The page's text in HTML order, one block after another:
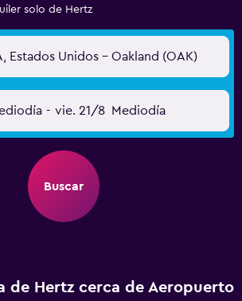
solo de Hertz
Estados Unidos - Oakland (OAK)
- vie. 21/8 Mediodía
Buscar
de Hertz cerca de Aeropuerto